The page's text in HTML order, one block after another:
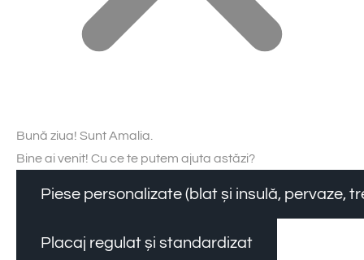
Bună ziua! Sunt Amalia.
Bine ai venit! Cu ce te putem ajuta astăzi?
Piese personalizate (blat și insulă, pervaze,
Placaj regulat și standardizat